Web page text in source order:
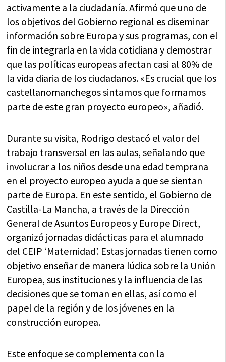
activamente a la ciudadanía. Afirmó que uno de
los objetivos del Gobierno regional es diseminar
información sobre Europa y sus programas, con el
fin de integrarla en la vida cotidiana y demostrar
que las políticas europeas afectan casi al 80% de
la vida diaria de los ciudadanos. «Es crucial que los
castellanomanchegos sintamos que formamos
parte de este gran proyecto europeo», añadió.
Durante su visita, Rodrigo destacó el valor del
trabajo transversal en las aulas, señalando que
involucrar a los niños desde una edad temprana
en el proyecto europeo ayuda a que se sientan
parte de Europa. En este sentido, el Gobierno de
Castilla-La Mancha, a través de la Dirección
General de Asuntos Europeos y Europe Direct,
organizó jornadas didácticas para el alumnado
del CEIP ‘Maternidad’. Estas jornadas tienen como
objetivo enseñar de manera lúdica sobre la Unión
Europea, sus instituciones y la influencia de las
decisiones que se toman en ellas, así como el
papel de la región y de los jóvenes en la
construcción europea.
Este enfoque se complementa con la